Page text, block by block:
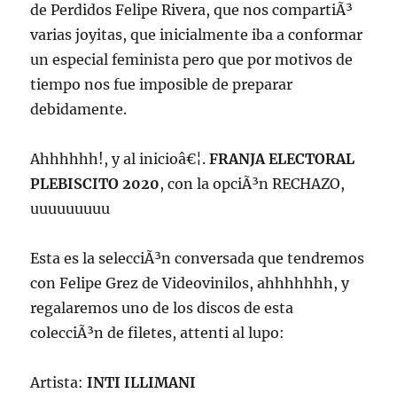
de Perdidos Felipe Rivera, que nos compartiÃ³
varias joyitas, que inicialmente iba a conformar
un especial feminista pero que por motivos de
tiempo nos fue imposible de preparar
debidamente.
Ahhhhhh!, y al inicioâ€¦.FRANJA ELECTORAL
PLEBISCITO 2020, con la opciÃ³n RECHAZO,
uuuuuuuuu
Esta es la selecciÃ³n conversada que tendremos
con Felipe Grez de Videovinilos, ahhhhhhh, y
regalaremos uno de los discos de esta
colecciÃ³n de filetes, attenti al lupo:
Artista:INTI ILLIMANI